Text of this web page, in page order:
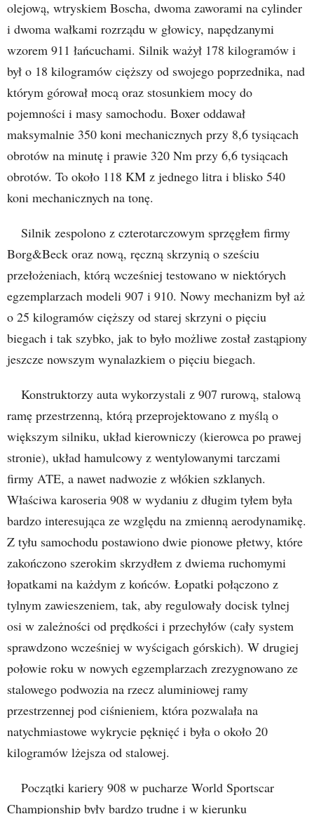
olejową, wtryskiem Boscha, dwoma zaworami na cylinder
i dwoma wałkami rozrządu w głowicy, napędzanymi
wzorem 911 łańcuchami. Silnik ważył 178 kilogramów i
był o 18 kilogramów cięższy od swojego poprzednika, nad
którym górował mocą oraz stosunkiem mocy do
pojemności i masy samochodu. Boxer oddawał
maksymalnie 350 koni mechanicznych przy 8,6 tysiącach
obrotów na minutę i prawie 320 Nm przy 6,6 tysiącach
obrotów. To około 118 KM z jednego litra i blisko 540
koni mechanicznych na tonę.
Silnik zespolono z czterotarczowym sprzęgłem firmy
Borg&Beck oraz nową, ręczną skrzynią o sześciu
przełożeniach, którą wcześniej testowano w niektórych
egzemplarzach modeli 907 i 910. Nowy mechanizm był aż
o 25 kilogramów cięższy od starej skrzyni o pięciu
biegach i tak szybko, jak to było możliwe został zastąpiony
jeszcze nowszym wynalazkiem o pięciu biegach.
Konstruktorzy auta wykorzystali z 907 rurową, stalową
ramę przestrzenną, którą przeprojektowano z myślą o
większym silniku, układ kierowniczy (kierowca po prawej
stronie), układ hamulcowy z wentylowanymi tarczami
firmy ATE, a nawet nadwozie z włókien szklanych.
Właściwa karoseria 908 w wydaniu z długim tyłem była
bardzo interesująca ze względu na zmienną aerodynamikę.
Z tyłu samochodu postawiono dwie pionowe płetwy, które
zakończono szerokim skrzydłem z dwiema ruchomymi
łopatkami na każdym z końców. Łopatki połączono z
tylnym zawieszeniem, tak, aby regulowały docisk tylnej
osi w zależności od prędkości i przechyłów (cały system
sprawdzono wcześniej w wyścigach górskich). W drugiej
połowie roku w nowych egzemplarzach zrezygnowano ze
stalowego podwozia na rzecz aluminiowej ramy
przestrzennej pod ciśnieniem, która pozwalała na
natychmiastowe wykrycie pęknięć i była o około 20
kilogramów lżejsza od stalowej.
Początki kariery 908 w pucharze World Sportscar
Championship były bardzo trudne i w kierunku